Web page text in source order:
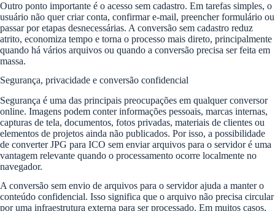
Outro ponto importante é o acesso sem cadastro. Em tarefas simples, o
usuário não quer criar conta, confirmar e-mail, preencher formulário ou
passar por etapas desnecessárias. A conversão sem cadastro reduz
atrito, economiza tempo e torna o processo mais direto, principalmente
quando há vários arquivos ou quando a conversão precisa ser feita em
massa.
Segurança, privacidade e conversão confidencial
Segurança é uma das principais preocupações em qualquer conversor
online. Imagens podem conter informações pessoais, marcas internas,
capturas de tela, documentos, fotos privadas, materiais de clientes ou
elementos de projetos ainda não publicados. Por isso, a possibilidade
de converter JPG para ICO sem enviar arquivos para o servidor é uma
vantagem relevante quando o processamento ocorre localmente no
navegador.
A conversão sem envio de arquivos para o servidor ajuda a manter o
conteúdo confidencial. Isso significa que o arquivo não precisa circular
por uma infraestrutura externa para ser processado. Em muitos casos,